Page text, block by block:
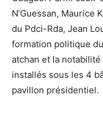
N’Guessan, Maurice
du Pdci-Rda, Jean
formation politique
atchan et la
installés sous les 4
pavillon présidentiel.